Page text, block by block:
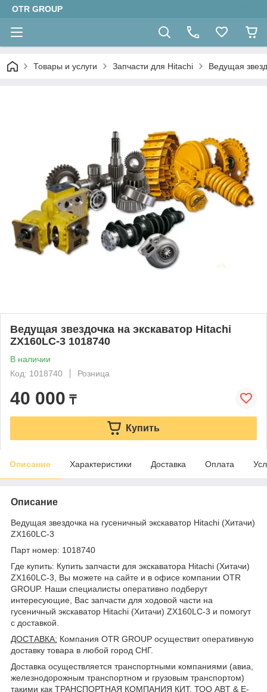
OTR GROUP
Товары и услуги Запчасти для Hitachi Ведущая
Ведущая звездочка на экскаватор Hitachi
ZX160LC-3 1018740
В наличии
Код: 1018740
Розница
40 000 ₸
Купить
Описание Характеристики Доставка Оплата
Описание
Ведущая звездочка на гусеничный экскаватор Hitachi (Хитачи)
ZX160LC-3
Парт номер: 1018740
Где купить: Купить запчасти для экскаватора Hitachi (Хитачи)
ZX160LC-3, Вы можете на сайте и в офисе компании OTR
GROUP. Наши специалисты оперативно подберут
интересующие, Вас запчасти для ходовой части на
гусеничный экскаватор Hitachi (Хитачи) ZX160LC-3 и помогут
с доставкой.
ДОСТАВКА: Компания OTR GROUP осуществит оперативную
доставку товара в любой город СНГ.
Доставка осуществляется транспортными компаниями (авиа,
железнодорожным транспортном и грузовым транспортом)
такими как ТРАНСПОРТНАЯ КОМПАНИЯ КИТ, ТОО ABT & E-